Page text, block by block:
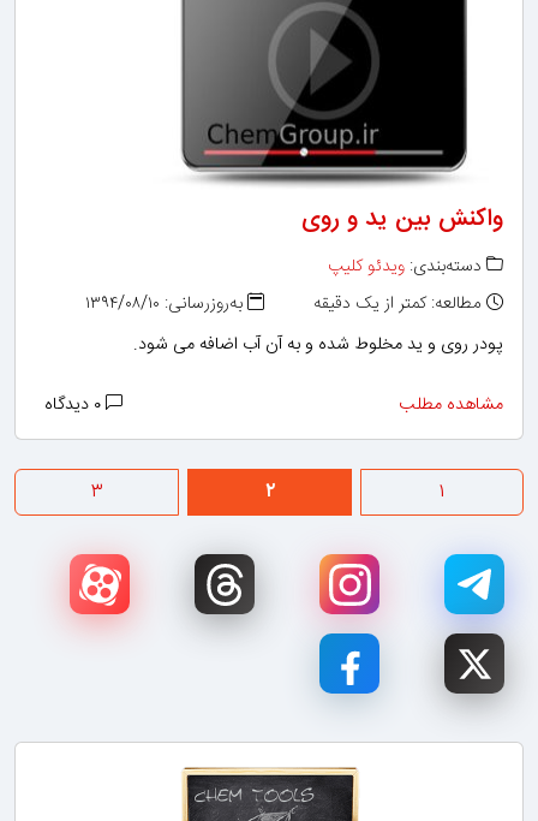
واکنش بین ید و روی
دسته‌بندی: ویدئو کلیپ
مطالعه: کمتر از یک دقیقه
به‌روزرسانی: ۱۳۹۴/۰۸/۱۰
پودر روی و ید مخلوط شده و به آن آب اضافه می شود.
مشاهده مطلب
۱ ۲ ۳